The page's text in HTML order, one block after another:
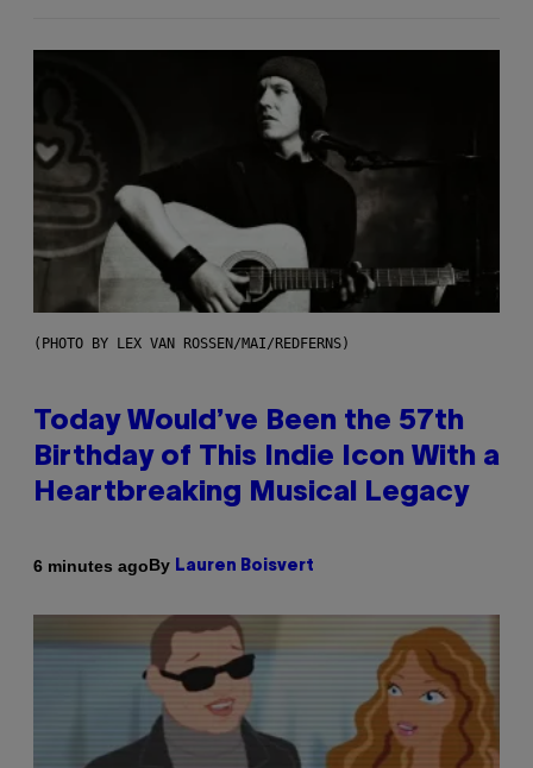
(PHOTO BY LEX VAN ROSSEN/MAI/REDFERNS)
Today Would’ve Been the 57th
Birthday of This Indie Icon With a
Heartbreaking Musical Legacy
6 minutes agoBy Lauren Boisvert